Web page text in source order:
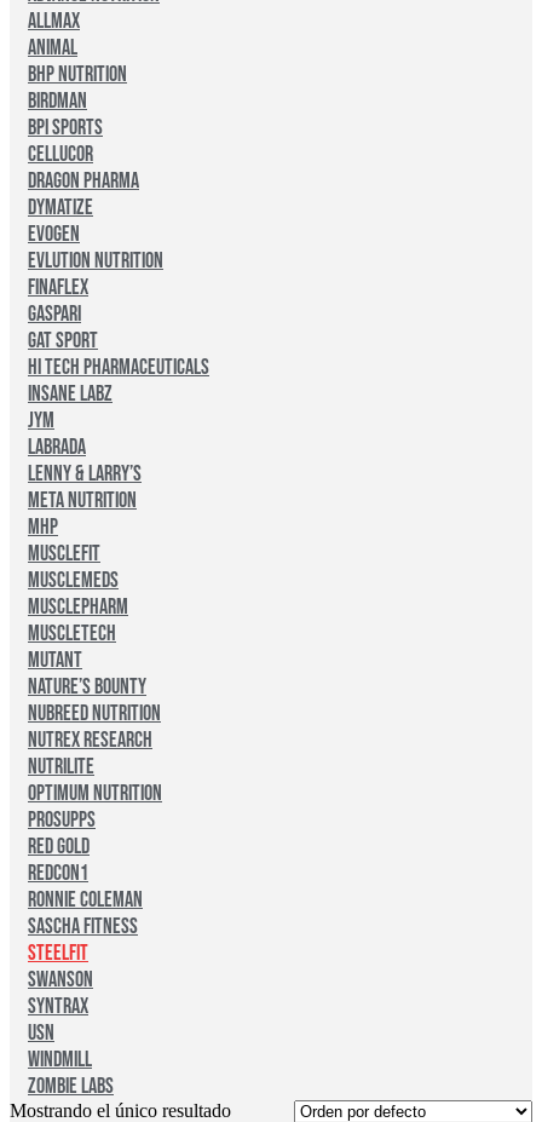
Allmax
ANIMAL
BHP Nutrition
Birdman
BPI Sports
Cellucor
Dragon Pharma
Dymatize
Evogen
Evlution Nutrition
Finaflex
Gaspari
Gat Sport
Hi Tech Pharmaceuticals
Insane Labz
JYM
Labrada
Lenny & Larry’s
Meta Nutrition
MHP
MuscleFit
MuscleMeds
MusclePharm
Muscletech
Mutant
Nature’s Bounty
Nubreed Nutrition
Nutrex Research
Nutrilite
Optimum Nutrition
Prosupps
Red Gold
Redcon1
Ronnie Coleman
Sascha Fitness
Steelfit
Swanson
Syntrax
USN
Windmill
Zombie Labs
Mostrando el único resultado